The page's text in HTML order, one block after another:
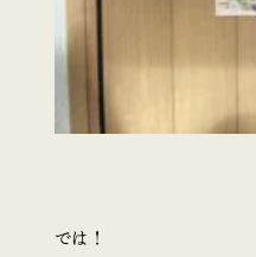
では！